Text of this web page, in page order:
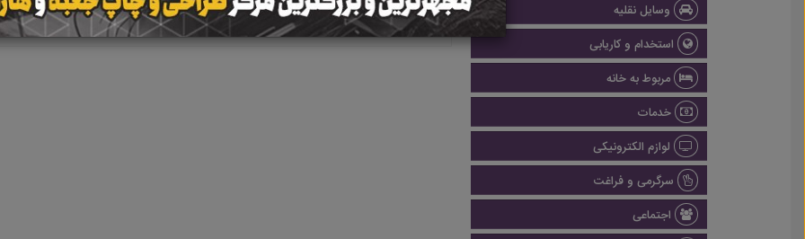
وسایل نقلیه
استخدام و کاریابی
مربوط به خانه
خدمات
لوازم الکترونیکی
سرگرمی و فراغت
اجتماعی